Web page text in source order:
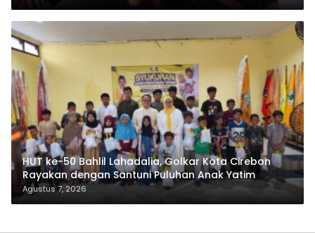
HUT ke-50 Bahlil Lahadalia, Golkar Kota Cirebon
Rayakan dengan Santuni Puluhan Anak Yatim
Agustus 7, 2026